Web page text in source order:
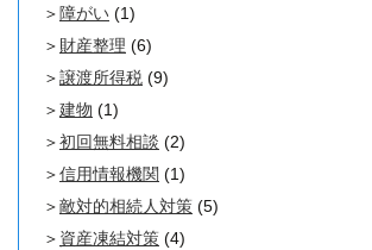
障がい (1)
財産整理 (6)
譲渡所得税 (9)
建物 (1)
初回無料相談 (2)
信用情報機関 (1)
敵対的相続人対策 (5)
資産凍結対策 (4)